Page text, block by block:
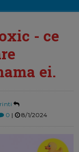
- ce
ei.
0 | 8/1/2024